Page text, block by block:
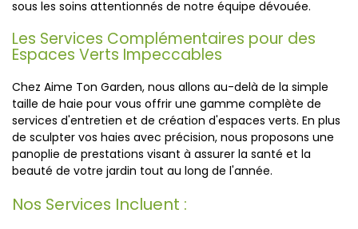
sous les soins attentionnés de notre équipe dévouée.
Les Services Complémentaires pour des
Espaces Verts Impeccables
Chez Aime Ton Garden, nous allons au-delà de la simple
taille de haie pour vous offrir une gamme complète de
services d'entretien et de création d'espaces verts. En plus
de sculpter vos haies avec précision, nous proposons une
panoplie de prestations visant à assurer la santé et la
beauté de votre jardin tout au long de l'année.
Nos Services Incluent :